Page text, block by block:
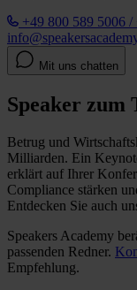
+49 800 589 5006 /
Mit uns chatten
Speaker zum
Betrug und
Milliarden. Ein
erklärt auf Ihrer
Compliance stärken
Entdecken Sie auch
Speakers Academy
passenden Redner.
Empfehlung.